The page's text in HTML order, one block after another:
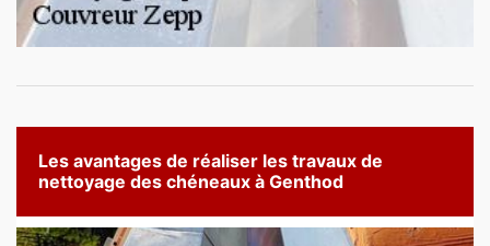
Les avantages de réaliser les travaux de
nettoyage des chéneaux à Genthod